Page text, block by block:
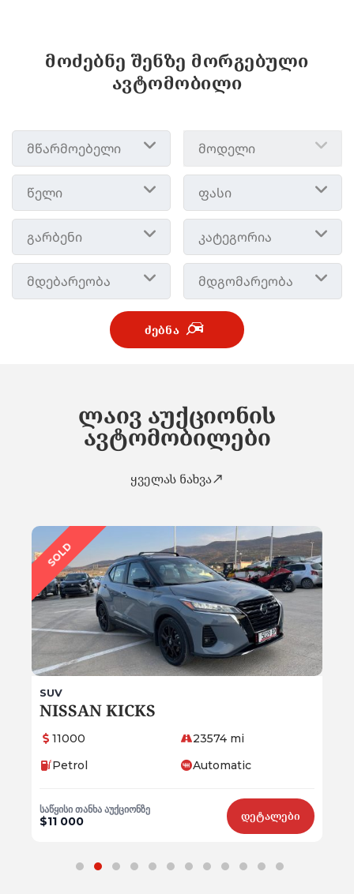
მოძებნე შენზე მორგებული
ავტომობილი
მწარმოებელი მოდელი
წელი ფასი
გარბენი კატეგორია
მდებარეობა მდგომარეობა
ᲫᲔᲑᲜᲐ
ლაივ აუქციონის
ავტომობილები
ყველას ნახვა
SOLD
SUV
Audi Q5
17300
20012 mi
Petrol
Automatic
საწყისი თანხა აუქციონზე
$17 300 დეტალები